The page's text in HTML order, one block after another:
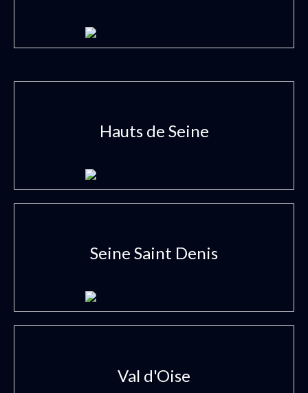
Hauts de Seine
Seine Saint Denis
Val d'Oise